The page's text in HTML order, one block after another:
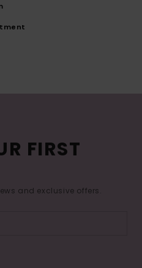
FIRST
and exclusive offers.